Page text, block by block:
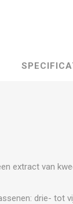
extract van
drie- tot